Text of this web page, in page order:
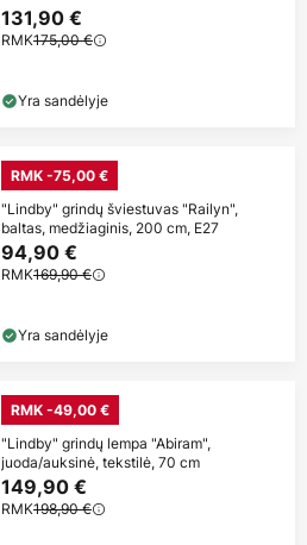
131,90 €
RMK175,00 €
Yra sandėlyje
RMK -75,00 €
"Lindby" grindų šviestuvas "Railyn",
baltas, medžiaginis, 200 cm, E27
94,90 €
RMK169,90 €
Yra sandėlyje
RMK -49,00 €
"Lindby" grindų lempa "Abiram",
juoda/auksinė, tekstilė, 70 cm
149,90 €
RMK198,90 €